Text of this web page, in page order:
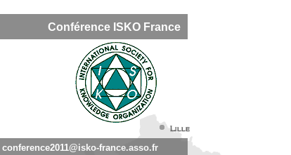
Conférence ISKO France
conference2011@isko-france.asso.fr